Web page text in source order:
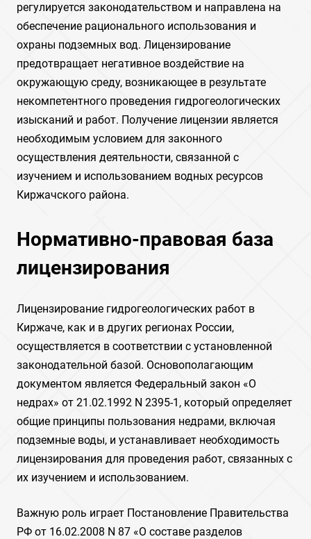
регулируется законодательством и направлена на
обеспечение рационального использования и
охраны подземных вод. Лицензирование
предотвращает негативное воздействие на
окружающую среду, возникающее в результате
некомпетентного проведения гидрогеологических
изысканий и работ. Получение лицензии является
необходимым условием для законного
осуществления деятельности, связанной с
изучением и использованием водных ресурсов
Киржачского района.
Нормативно-правовая база
лицензирования
Лицензирование гидрогеологических работ в
Киржаче, как и в других регионах России,
осуществляется в соответствии с установленной
законодательной базой. Основополагающим
документом является Федеральный закон «О
недрах» от 21.02.1992 N 2395-1, который определяет
общие принципы пользования недрами, включая
подземные воды, и устанавливает необходимость
лицензирования для проведения работ, связанных с
их изучением и использованием.
Важную роль играет Постановление Правительства
РФ от 16.02.2008 N 87 «О составе разделов